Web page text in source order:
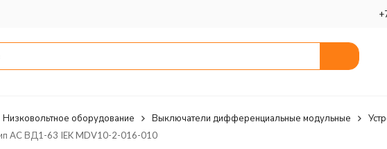
Низковольтное оборудование Выключатели дифференциальные модульные
AC ВД1-63 IEK MDV10-2-016-010